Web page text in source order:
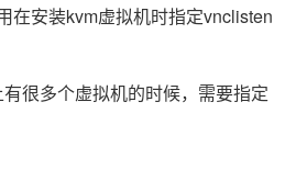
在安装kvm虚拟机时指定vnclisten
很多个虚拟机的时候，需要指定